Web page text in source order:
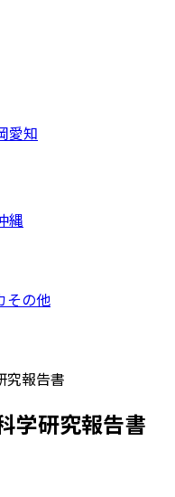
愛知
縄
その他
究報告書
学研究報告書